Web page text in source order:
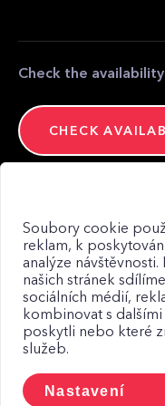
Check the
CHECK
Web map
Privacy Policy
Principles of using
Soubory cookie
reklam, k
analýze
našich stránek
sociálních médií,
kombinovat s
poskytli nebo které
služeb.
Nastavení